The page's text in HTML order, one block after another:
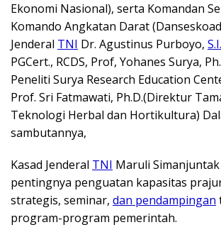
Ekonomi Nasional), serta Komandan
Komando Angkatan Darat
Jenderal TNI Dr. Agustinus Purboyo,
PGCert., RCDS, Prof, Yohanes Surya,
Peneliti Surya Research Education
Prof. Sri Fatmawati, Ph.D.(Direktur
Teknologi Herbal dan Hortikultura)
sambutannya,
Kasad Jenderal TNI Maruli
pentingnya penguatan kapasitas
strategis, seminar, dan pendampingan
program-program pemerintah.